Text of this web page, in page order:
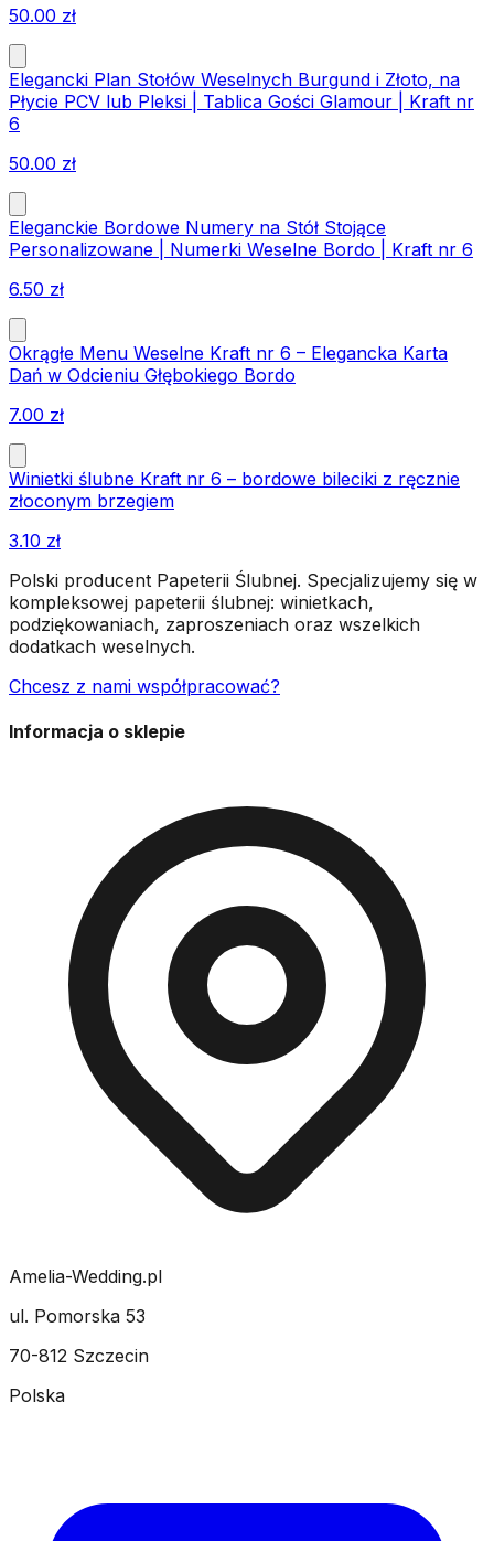
50.00 zł
Elegancki Plan Stołów Weselnych Burgund i Złoto, na
Płycie PCV lub Pleksi | Tablica Gości Glamour | Kraft nr
6
50.00 zł
Eleganckie Bordowe Numery na Stół Stojące
Personalizowane | Numerki Weselne Bordo | Kraft nr 6
6.50 zł
Okrągłe Menu Weselne Kraft nr 6 – Elegancka Karta
Dań w Odcieniu Głębokiego Bordo
7.00 zł
Winietki ślubne Kraft nr 6 – bordowe bileciki z ręcznie
złoconym brzegiem
3.10 zł
Polski producent Papeterii Ślubnej. Specjalizujemy się w
kompleksowej papeterii ślubnej: winietkach,
podziękowaniach, zaproszeniach oraz wszelkich
dodatkach weselnych.
Chcesz z nami współpracować?
Informacja o sklepie
Amelia-Wedding.pl
ul. Pomorska 53
70-812 Szczecin
Polska